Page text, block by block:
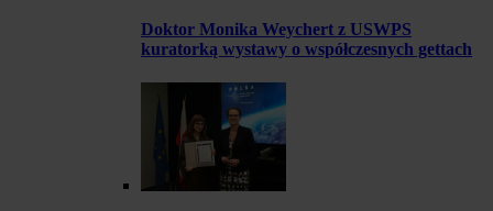
Doktor Monika Weychert z USWPS
kuratorką wystawy o współczesnych gettach